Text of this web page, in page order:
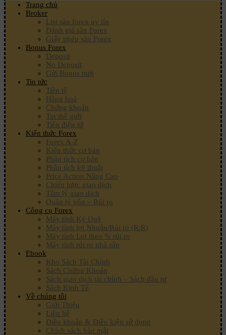
Trang chủ
Broker
List sàn forex uy tín
Đánh giá sàn Forex
Giấy phép sàn Forex
Bonus Forex
Deposit
No Deposit
Gửi Bonus mới
Tin tức
Tiền tệ
Hàng hoá
Chứng khoán
Tin thế giới
Tiền điện tử
Kiến thức Forex
Forex A-Z
Kiến thức cơ bản
Phân tích cơ bản
Phân tích kỹ thuật
Price Action Nâng Cao
Chiến lược giao dịch
Tâm lý giao dịch
Quản lý vốn – Rủi ro
Công cụ Forex
Máy tính Ký Quỹ
Máy tính lợi Nhuận/Rủi ro (R:R)
Máy tính Lot theo % rủi ro
Máy tính rủi ro phá sản
Ebook
Kho Sách Tài Chính
Sách Chứng Khoán
Sách giao dịch tài chính – Sách đầu tư
Sách Kinh Tế
Về chúng tôi
Giới Thiệu
Liên hệ
Điều khoản & Điều kiện sử dụng
Chính sách bảo mật